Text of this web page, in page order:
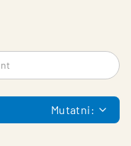
Mutatni: